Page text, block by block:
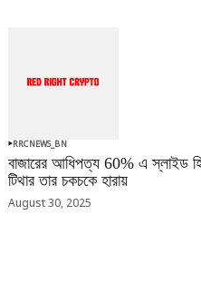
RRCNEWS_BN
বাজারের আধিপত্য 60% এ স্লাইড
টিথার তার চকচকে হারায়
August 30, 2025